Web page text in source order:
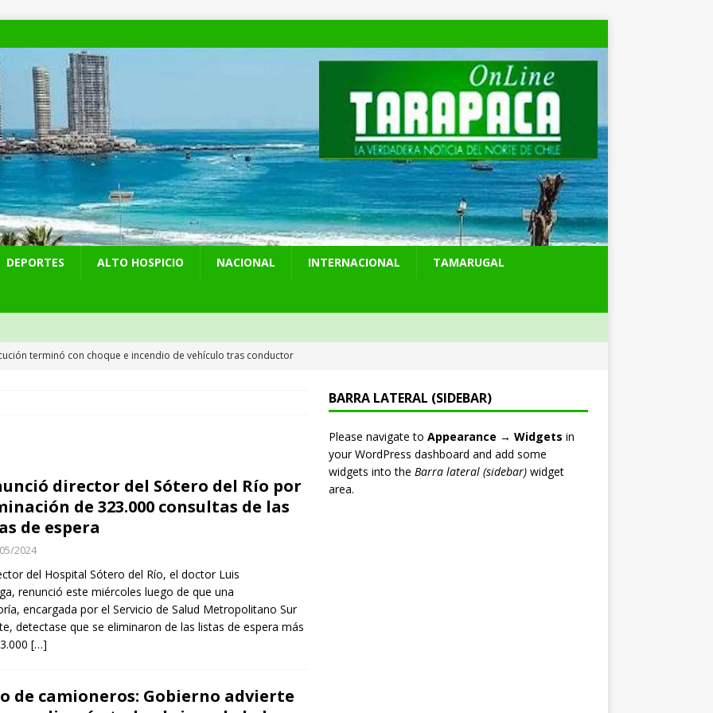
DEPORTES ALTO HOSPICIO NACIONAL INTERNACIONAL TAMARUGAL
terminó con choque e incendio de vehículo tras conductor
origen de las cirugías de la esposa de Araya
NACIONAL
refuerza campaña preventiva para una Fiesta de San Lorenzo
Jofré oficia a la SCJ para fiscalizar el impacto fiscal en la
Tarapacá
director del Sótero del Río por
de 323.000 consultas de las
de espera
2024
del Hospital Sótero del Río, el doctor Luis
renunció este miércoles luego de que una
encargada por el Servicio de Salud Metropolitano Sur
detectase que se eliminaron de las listas de espera más
[…]
de camioneros: Gobierno advierte
BARRA LATERAL (SIDEBAR)
Please navigate to Appearance → Widgets in
your WordPress dashboard and add some
widgets into the Barra lateral (sidebar)widget
area.